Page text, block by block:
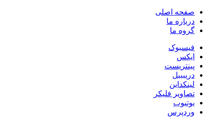
صفحه اصلی
درباره ما
گروه ما
فیسبوک
ایکس
پینتریست
دریبببل
لینکداین
تصاویر فلیکر
یوتیوب
وردپرس